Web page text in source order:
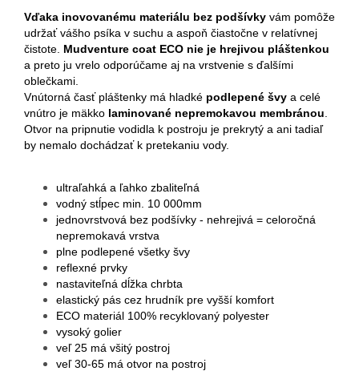
Vďaka inovovanému materiálu bez podšívky vám pomôže
udržať vášho psíka v suchu a aspoň čiastočne v relatívnej
čistote. Mudventure coat ECO nie je hrejivou pláštenkou
a preto ju vrelo odporúčame aj na vrstvenie s ďalšími
oblečkami.
Vnútorná časť pláštenky má hladké podlepené švy a celé
vnútro je mäkko laminované nepremokavou membránou
Otvor na pripnutie vodidla k postroju je prekrytý a ani tadiaľ
by nemalo dochádzať k pretekaniu vody.
ultraľahká a ľahko zbaliteľná
vodný stĺpec min. 10 000mm
jednovrstvová bez podšívky - nehrejivá = celoročná
nepremokavá vrstva
plne podlepené všetky švy
reflexné prvky
nastaviteľná dĺžka chrbta
elastický pás cez hrudník pre vyšší komfort
ECO materiál 100% recyklovaný polyester
vysoký golier
veľ 25 má všitý postroj
veľ 30-65 má otvor na postroj